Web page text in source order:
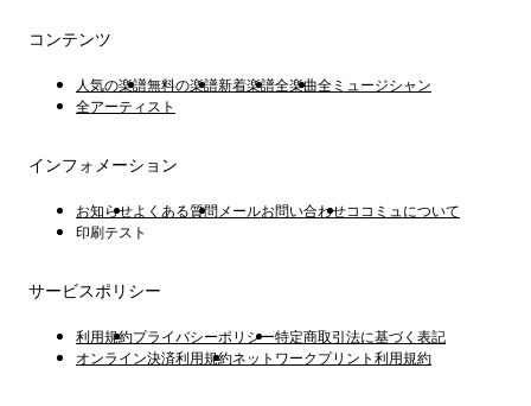
コンテンツ
人気の楽譜無料の楽譜新着楽譜全楽曲全ミュージシャン
全アーティスト
インフォメーション
お知らせよくある質問 メールお問い合わせココミュについて
印刷テスト
サービスポリシー
利用規約プライバシーポリシー特定商取引法に基づく表記
オンライン決済利用規約ネットワークプリント利用規約